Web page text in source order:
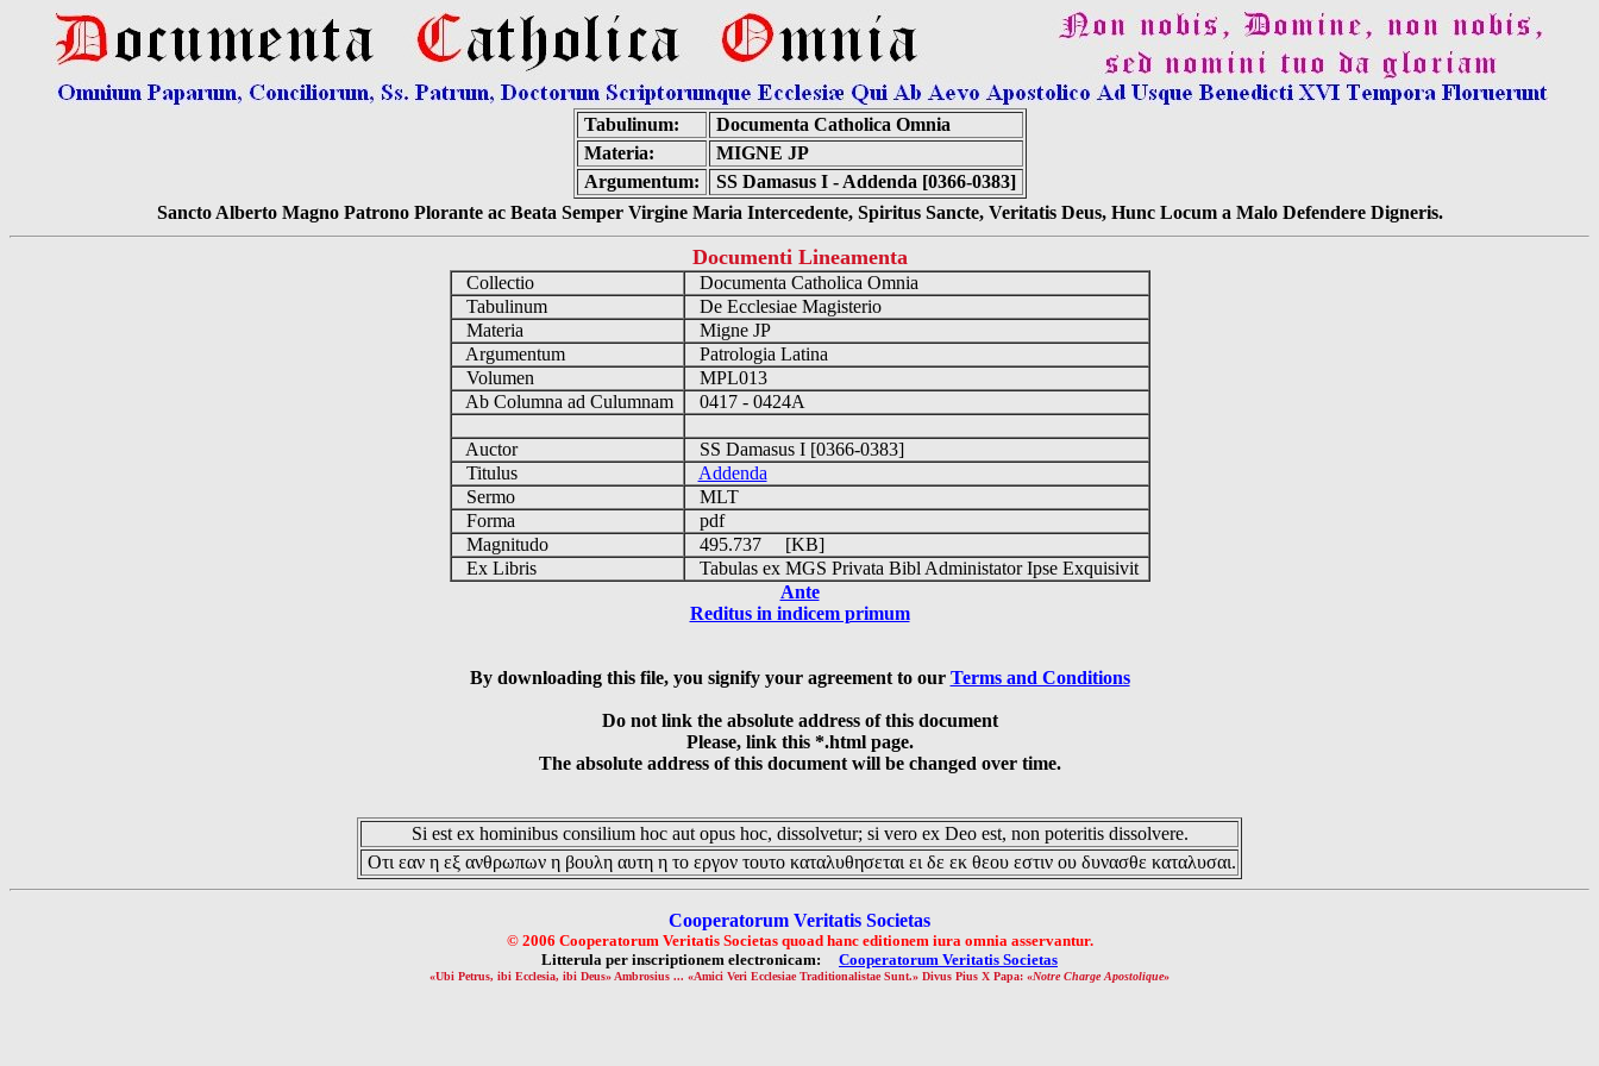
Tabulinum:
Documenta Catholica Omnia
Materia:
MIGNE JP
Argumentum:
SS Damasus I - Addenda [0366-0383]
Sancto Alberto Magno Patrono Plorante ac Beata Semper Virgine Maria Intercedente, Spiritus Sancte, Veritatis Deus, Hunc Locum a Malo Defendere Digneris.
Documenti Lineamenta
Collectio
Documenta Catholica Omnia
Tabulinum
De Ecclesiae Magisterio
Materia
Migne JP
Argumentum
Patrologia Latina
Volumen
MPL013
Ab Columna ad Culumnam
0417 - 0424A
Auctor
SS Damasus I [0366-0383]
Titulus
Addenda
Sermo
MLT
Forma
pdf
Magnitudo
495.737 [KB]
Ex Libris
Tabulas ex MGS Privata Bibl Administator Ipse Exquisivit
Ante
Reditus in indicem primum
By downloading this file, you signify your agreement to our Terms and Conditions
Do not link the absolute address of this document
Please, link this *.html page.
The absolute address of this document will be changed over time.
Si est ex hominibus consilium hoc aut opus hoc, dissolvetur; si vero ex Deo est, non poteritis dissolvere.
Οτι εαν η εξ ανθρωπων η βουλη αυτη η το εργον τουτο καταλυθησεται ει δε εκ θεου εστιν ου δυνασθε καταλυσαι.
Cooperatorum Veritatis Societas
© 2006 Cooperatorum Veritatis Societas quoad hanc editionem iura omnia asservantur.
Litterula per inscriptionem electronicam: Cooperatorum Veritatis Societas
«Ubi Petrus, ibi Ecclesia, ibi Deus» Ambrosius ... «Amici Veri Ecclesiae Traditionalistae Sunt.» Divus Pius X Papa: «Notre Charge Apostolique»